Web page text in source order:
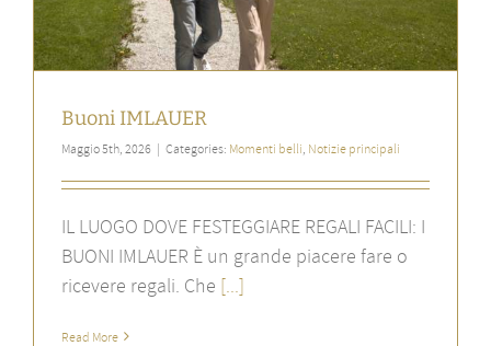
Buoni IMLAUER
Maggio 5th, 2026 | Categories: Momenti belli Notizie principali
IL LUOGO DOVE FESTEGGIARE REGALI FACILI: I
BUONI IMLAUER È un grande piacere fare o
ricevere regali. Che [...]
Read More